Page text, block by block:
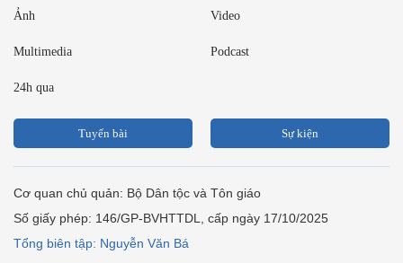
Ảnh Video
Multimedia Podcast
24h qua
Tuyến bài Sự kiện
Cơ quan chủ quản: Bộ Dân tộc và Tôn giáo
Số giấy phép: 146/GP-BVHTTDL, cấp ngày 17/10/2025
Tổng biên tập: Nguyễn Văn Bá